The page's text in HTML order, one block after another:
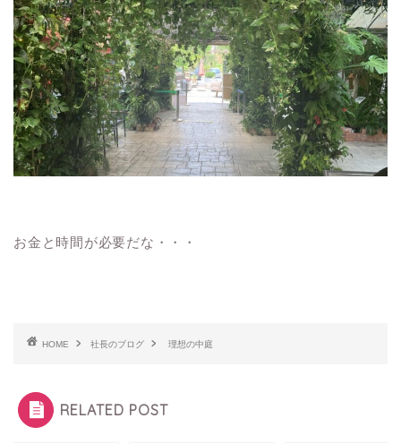
お金と時間が必要だな・・・
HOME 社長のブログ 理想の中庭
RELATED POST